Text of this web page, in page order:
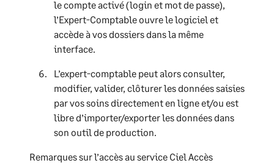
le compte activé (login et mot de passe),
l’Expert-Comptable ouvre le logiciel et
accède à vos dossiers dans la même
interface.
L’expert-comptable peut alors consulter,
modifier, valider, clôturer les données saisies
par vos soins directement en ligne et/ou est
libre d’importer/exporter les données dans
son outil de production.
Remarques sur l’accès au service Ciel Accès